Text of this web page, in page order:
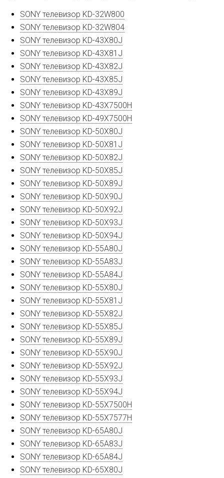
SONY телевизор KD-32W800
SONY телевизор KD-32W804
SONY телевизор KD-43X80J
SONY телевизор KD-43X81J
SONY телевизор KD-43X82J
SONY телевизор KD-43X85J
SONY телевизор KD-43X89J
SONY телевизор KD-43X7500H
SONY телевизор KD-49X7500H
SONY телевизор KD-50X80J
SONY телевизор KD-50X81J
SONY телевизор KD-50X82J
SONY телевизор KD-50X85J
SONY телевизор KD-50X89J
SONY телевизор KD-50X90J
SONY телевизор KD-50X92J
SONY телевизор KD-50X93J
SONY телевизор KD-50X94J
SONY телевизор KD-55A80J
SONY телевизор KD-55A83J
SONY телевизор KD-55A84J
SONY телевизор KD-55X80J
SONY телевизор KD-55X81J
SONY телевизор KD-55X82J
SONY телевизор KD-55X85J
SONY телевизор KD-55X89J
SONY телевизор KD-55X90J
SONY телевизор KD-55X92J
SONY телевизор KD-55X93J
SONY телевизор KD-55X94J
SONY телевизор KD-55X7500H
SONY телевизор KD-55X7577H
SONY телевизор KD-65A80J
SONY телевизор KD-65A83J
SONY телевизор KD-65A84J
SONY телевизор KD-65X80J